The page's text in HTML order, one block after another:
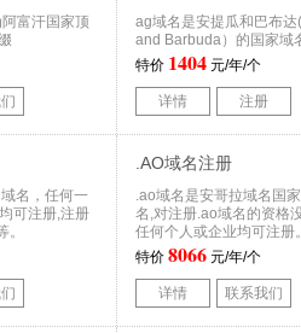
富汗国家顶
ag域名是安提瓜和巴布
and Barbuda）的国家域
特价 1404 元/年/个
详情 注册
名，任何一
可注册,注册
.AO域名注册
.ao域名是安哥拉域名国
名,对注册.ao域名的资格
任何个人或企业均可注册。
特价 8066 元/年/个
详情 联系我们